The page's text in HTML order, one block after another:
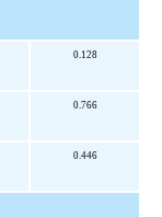
0.128
0.766
0.446